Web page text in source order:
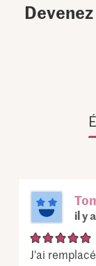
il y
J'ai